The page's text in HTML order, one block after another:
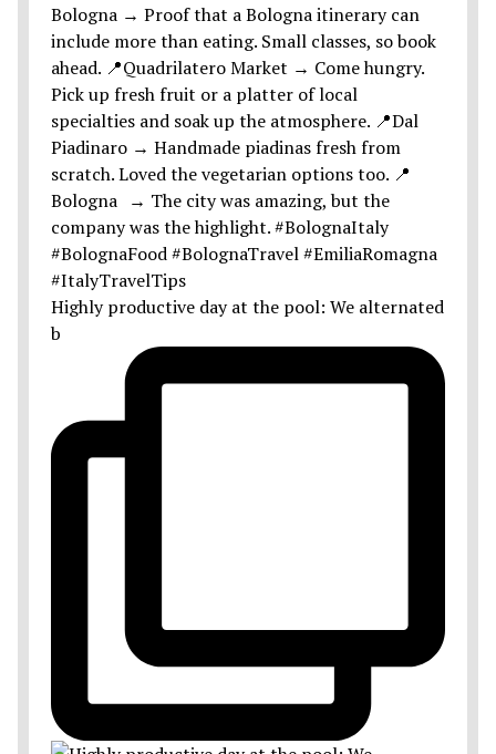
Highly productive day at the pool: We alternated
b